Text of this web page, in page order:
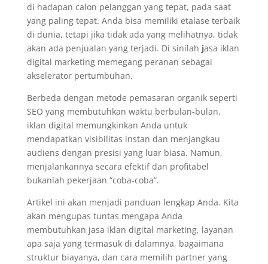
di hadapan calon pelanggan yang tepat, pada saat
yang paling tepat. Anda bisa memiliki etalase terbaik
di dunia, tetapi jika tidak ada yang melihatnya, tidak
akan ada penjualan yang terjadi. Di sinilah jasa iklan
digital marketing memegang peranan sebagai
akselerator pertumbuhan.
Berbeda dengan metode pemasaran organik seperti
SEO yang membutuhkan waktu berbulan-bulan,
iklan digital memungkinkan Anda untuk
mendapatkan visibilitas instan dan menjangkau
audiens dengan presisi yang luar biasa. Namun,
menjalankannya secara efektif dan profitabel
bukanlah pekerjaan “coba-coba”.
Artikel ini akan menjadi panduan lengkap Anda. Kita
akan mengupas tuntas mengapa Anda
membutuhkan jasa iklan digital marketing, layanan
apa saja yang termasuk di dalamnya, bagaimana
struktur biayanya, dan cara memilih partner yang